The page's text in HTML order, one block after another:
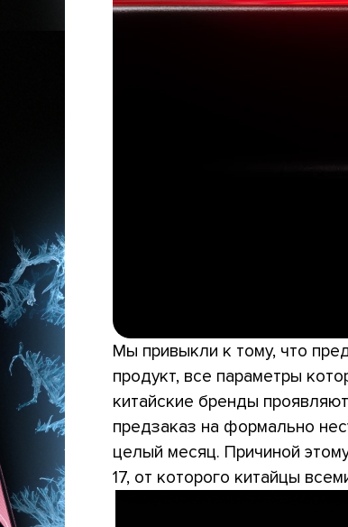
Мы привыкли к тому, что
продукт, все параметры
китайские бренды
предзаказ на формально
целый месяц. Причиной
17, от которого китайцы